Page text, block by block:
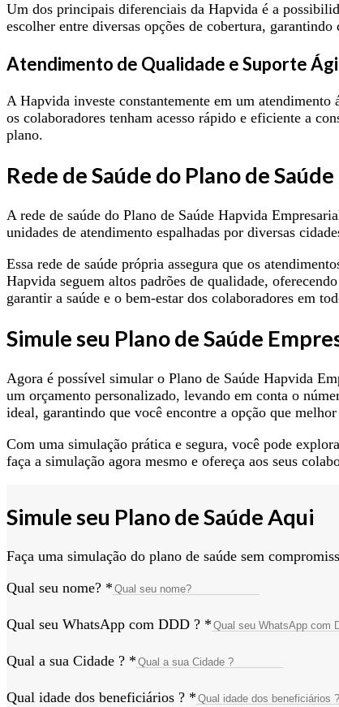
Um dos principais diferenciais da Hapvida é a
escolher entre diversas opções de cobertura,
Atendimento de Qualidade e Suporte
A Hapvida investe constantemente em um
os colaboradores tenham acesso rápido e eficiente a
plano.
Rede de Saúde do Plano de
A rede de saúde do Plano de Saúde Hapvida
unidades de atendimento espalhadas por diversas
Essa rede de saúde própria assegura que os
Hapvida seguem altos padrões de qualidade,
garantir a saúde e o bem-estar dos colaboradores em
Simule seu Plano de Saúde
Agora é possível simular o Plano de Saúde Hapvida
um orçamento personalizado, levando em conta o
ideal, garantindo que você encontre a opção que
Com uma simulação prática e segura, você pode
faça a simulação agora mesmo e ofereça aos seus
Simule seu Plano de Saúde Aqui
Faça uma simulação do plano de saúde sem
Qual seu nome? *
Qual seu WhatsApp com DDD ? *
Qual a sua Cidade ? *
Qual idade dos beneficiários ? *